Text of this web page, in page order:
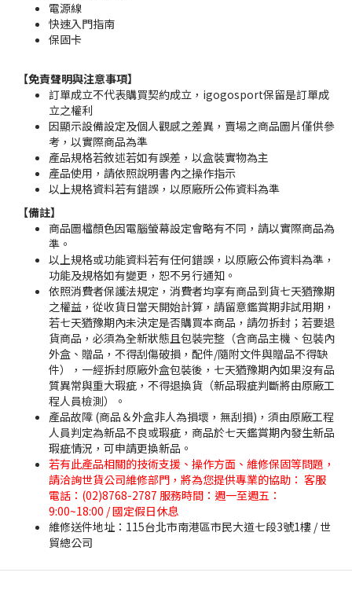
電源線
快速入門指南
保固卡
【免責聲明與注意事項】
訂單成立不代表購買契約成立，igogosport保留是訂單成
立之權利
因顯示設備設定及個人觀感之差異，賣場之商品圖片僅供參
考，以實際商品為準
產品規格若敘述若如有誤差，以盒裝實物為主
產品使用，請依照說明書內之操作指示
以上規格資料若有錯誤，以原廠所公佈資料為準
【備註】
商品圖檔顏色因電腦螢幕設定會略有不同，請以實際商品為
準。
以上規格或功能資料若有任何錯誤，以原廠公佈資料為準，
功能及規格如有變更，恕不另行通知。
依照消費者保護法規定，消費者均享有商品到貨七天猶豫期
之權益，從收貨日當天開始計算，請留意鑑賞期非試用期，
若七天猶豫期內未決定是否購買本商品，請勿拆封；若要退
貨商品，必須為全新狀態且包裝完整（含商品主機、包裝內
外盒、贈品，不得刮傷破損，配件/隨附文件與贈品不得缺
件），一經拆封原廠外盒包裝後，七天猶豫期內如果沒有品
質異常與重大瑕疵，不得退換貨（新品瑕疵判斷將由原廠工
程人員檢測）。
產品故障 (商品＆外盒非人為損壞，無刮損)，須由原廠工程
人員判定為新品不良或瑕疵，商品於七天鑑賞期內發生新品
瑕疵情況，可申請更換新品。
若有此產品相關的技術支援、操作方面、維修保固等問題，
請洽詢世貨公司維修部門，將為您提供專業的協助： 客服
電話：(02)8768-2787 服務時間：週一至週五：
9:00~18:00 / 國定假日休息
維修送件地址：115台北市南港區市民大道七段3號1樓 / 世
貿總公司